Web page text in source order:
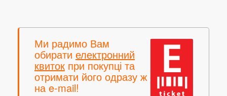
Ми радимо Вам
обирати електронний
квиток при покупці та
отримати його одразу ж
на e-mail!